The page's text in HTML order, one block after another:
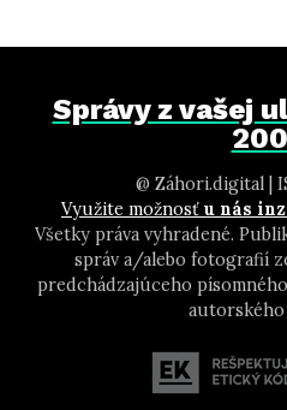
Správy z vašej
@ Záhori.digital |
Využite možnosť u nás
Všetky práva vyhradené.
správ a/alebo fotografií
predchádzajúceho
autorského